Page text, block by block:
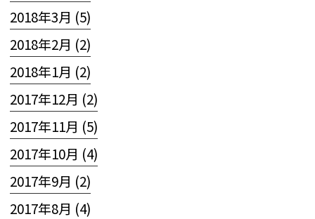
2018年3月 (5)
2018年2月 (2)
2018年1月 (2)
2017年12月 (2)
2017年11月 (5)
2017年10月 (4)
2017年9月 (2)
2017年8月 (4)